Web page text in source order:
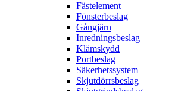
Fästelement
Fönsterbeslag
Gångjärn
Inredningsbeslag
Klämskydd
Portbeslag
Säkerhetssystem
Skjutdörrsbeslag